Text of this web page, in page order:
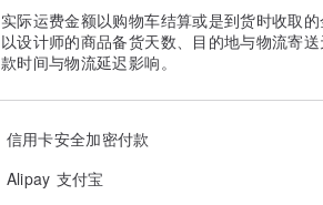
实际运费金额以购物车结算或是到货时收取的
以设计师的商品备货天数、目的地与物流寄
款时间与物流延迟影响。
信用卡安全加密付款
Alipay 支付宝